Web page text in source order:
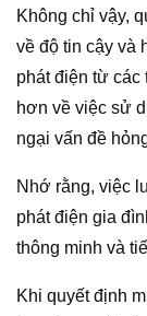
Không chỉ vậy,
về độ tin cậy và
phát điện từ các
hơn về việc sử
ngại vấn đề
Nhớ rằng, việc
phát điện gia
thông minh và
Khi quyết định